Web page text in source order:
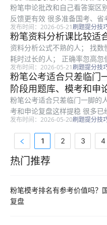
粉笔申论批改和自己看答案区
反馈更有效 很多准备国考、省
申论批改和自己看答案区别大
基础薄弱、答案总漏点、写作
么改的...
发布时间：2026-05-21刷题提分技
粉笔资料分析课比较适
资料分析公式不熟的人； 找
耗时过长的人； 正确率忽高忽
人； 已经学过一轮但需要回炉
的人。 如果你完全零基础，
给...
发布时间：2026-05-21刷题提分技
粉笔公考适合只差临门
阶段用题库、模考和申
粉笔公考适合只差临门一脚的
考和申论复盘这样提稳 很多已
“粉笔公考适合只差临门一脚的
门，而是已经学过行测申论、
一点差...
发布时间：2026-05-20刷题提分技
1 2 3 4
热门推荐资料
热门推荐
粉笔模考排名有参考价值吗？
复盘